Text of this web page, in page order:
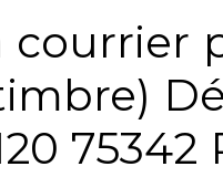
courrier
75342